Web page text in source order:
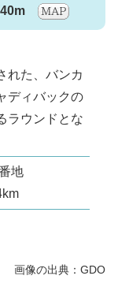
れた、バンカ
ディバックの
ラウンドとな
地